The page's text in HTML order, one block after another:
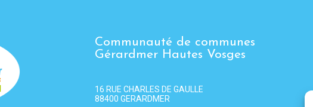
Communauté de communes
Gérardmer Hautes Vosges
16 RUE CHARLES DE GAULLE
88400 GERARDMER